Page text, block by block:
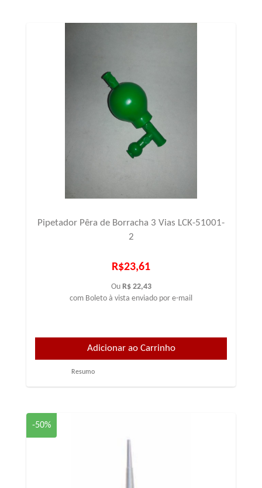
Pipetador Pêra de Borracha 3 Vias LCK-51001-
2
R$23,61
Ou R$ 22,43
com Boleto à vista enviado por e-mail
Resumo
-50%